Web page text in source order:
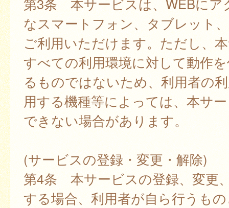
第3条 本サービスは、WEBにア
なスマートフォン、タブレット
ご利用いただけます。ただし、
すべての利用環境に対して動作
るものではないため、利用者の
用する機種等によっては、本サ
できない場合があります。
(サービスの登録・変更・解除)
第4条 本サービスの登録、変更
する場合、利用者が自ら行うも